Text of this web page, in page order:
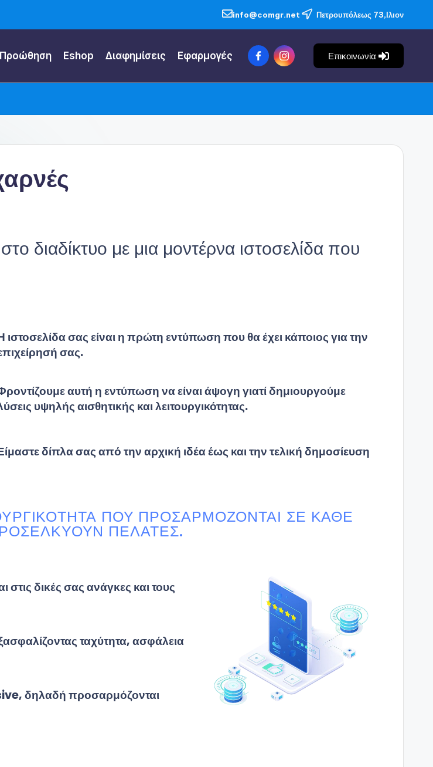
info@comgr.net Πετρουπόλεως 73,Ιλιον
Προώθηση Eshop Διαφημίσεις Εφαρμογές Επικοινωνία
διαδίκτυο με μια μοντέρνα ιστοσελίδα που
ιστοσελίδα σας είναι η πρώτη εντύπωση που θα έχει κάποιος για την
σας.
αυτή η εντύπωση να είναι άψογη γιατί δημιουργούμε
υψηλής αισθητικής και λειτουργικότητας.
δίπλα σας από την αρχική ιδέα έως και την τελική δημοσίευση
ΠΟΥ ΠΡΟΣΑΡΜΌΖΟΝΤΑΙ ΣΕ ΚΆΘΕ
ΠΕΛΆΤΕΣ.
δικές σας ανάγκες και τους
ταχύτητα, ασφάλεια
δηλαδή προσαρμόζονται